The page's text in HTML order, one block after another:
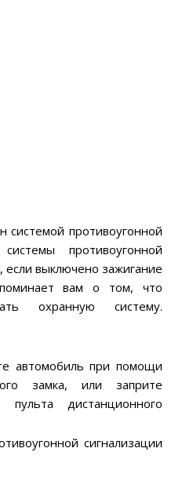
противоугонной
противоугонной
если выключено зажигание
вам о том, что
охранную систему.
автомобиль при помощи
замка, или заприте
дистанционного
сигнализации